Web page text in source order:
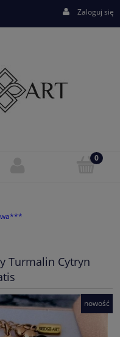
Zaloguj się
Turmalin Cytryn
nowość